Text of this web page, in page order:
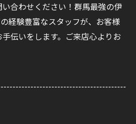
合わせください！群馬最強の伊
経験豊富なスタッフが、お客様
伝いをします。ご来店心よりお